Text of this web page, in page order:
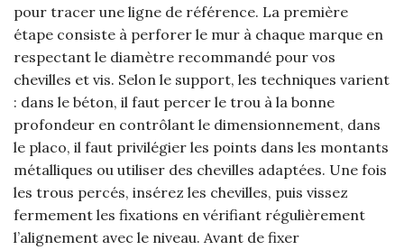
pour tracer une ligne de référence. La première
étape consiste à perforer le mur à chaque marque en
respectant le diamètre recommandé pour vos
chevilles et vis. Selon le support, les techniques varient
: dans le béton, il faut percer le trou à la bonne
profondeur en contrôlant le dimensionnement, dans
le placo, il faut privilégier les points dans les montants
métalliques ou utiliser des chevilles adaptées. Une fois
les trous percés, insérez les chevilles, puis vissez
fermement les fixations en vérifiant régulièrement
l’alignement avec le niveau. Avant de fixer